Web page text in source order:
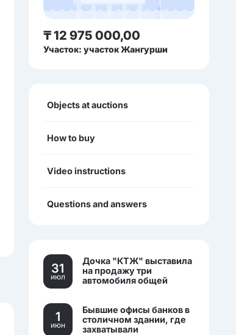
₸ 12 975 000,00
Участок: участок Жангурши
Objects at auctions
How to buy
Video instructions
Questions and answers
31
июл
Дочка "КТЖ" выставила
на продажу три
автомобиля общей
1
июн
Бывшие офисы банков в
столичном здании, где
захватывали